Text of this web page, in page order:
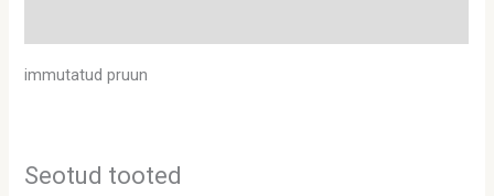
immutatud pruun
Seotud tooted